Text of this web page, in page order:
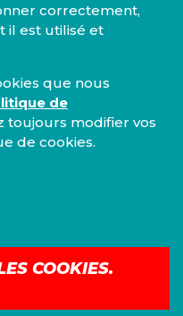
correctement,
il est utilisé et
que nous
de
toujours modifier vos
de cookies.
COOKIES.
Vandervelde se
les questions d'ordre
politique,